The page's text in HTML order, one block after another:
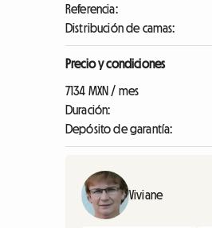
Referencia:
Distribución de camas:
Precio y condiciones
7134 MXN / mes
Duración:
Depósito de garantía:
Viviane